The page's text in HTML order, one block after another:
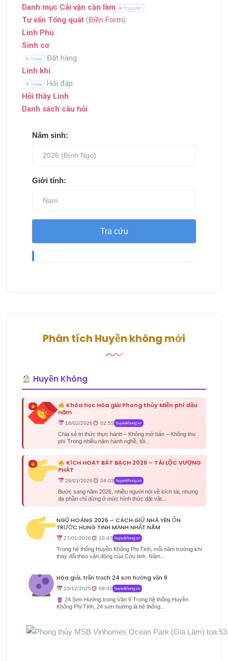
Danh mục Cải vận cần làm
Tư vấn Tổng quát (Điền Form)
Linh Phù
Sinh cơ
Đặt hàng:
Linh khí
Hỏi đáp:
Hỏi thầy Linh
Danh sách câu hỏi
Năm sinh:
Giới tính:
Tra cứu
Phân tích Huyền không mới
Huyền Không
Khóa học Hóa giải Phong thủy Miễn phí đầu
năm
16/02/2026 02:55 huyenkhong.vn
Chia sẻ tri thức thực hành – Không mở bán – Không thu
phí Trong nhiều năm hành nghề, tôi...
KÍCH HOẠT BÁT BẠCH 2026 – TÀI LỘC VƯỢNG
PHÁT
29/01/2026 04:03 huyenkhong.vn
Bước sang năm 2026, nhiều người nói về kích tài, nhưng
đa phần chỉ dừng ở mức hình thức:đặt vật...
NGŨ HOÀNG 2026 – CÁCH GIỮ NHÀ YÊN ỔN
TRƯỚC HUNG TINH MẠNH NHẤT NĂM
27/01/2026 10:47 huyenkhong.vn
Trong hệ thống Huyền Không Phi Tinh, mỗi năm trường khí
thay đổi theo vận động của Cửu tinh. Năm...
Hóa giải, trấn trạch 24 sơn hướng vận 9
10/12/2025 09:02 huyenkhong.vn
24 Sơn Hướng trong Vận 9 Trong hệ thống Huyền
Không Phi Tinh, 24 sơn hướng là hệ thống...